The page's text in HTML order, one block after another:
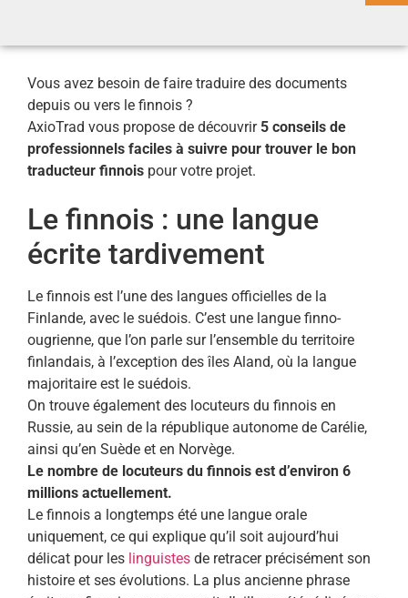
Vous avez besoin de faire traduire des documents
depuis ou vers le finnois ?
AxioTrad vous propose de découvrir 5 conseils de
professionnels faciles à suivre pour trouver le bon
traducteur finnois pour votre projet.
Le finnois : une langue
écrite tardivement
Le finnois est l’une des langues officielles de la
Finlande, avec le suédois. C’est une langue finno-
ougrienne, que l’on parle sur l’ensemble du territoire
finlandais, à l’exception des îles Aland, où la langue
majoritaire est le suédois.
On trouve également des locuteurs du finnois en
Russie, au sein de la république autonome de Carélie,
ainsi qu’en Suède et en Norvège.
Le nombre de locuteurs du finnois est d’environ 6
millions actuellement.
Le finnois a longtemps été une langue orale
uniquement, ce qui explique qu’il soit aujourd’hui
délicat pour les linguistes de retracer précisément son
histoire et ses évolutions. La plus ancienne phrase